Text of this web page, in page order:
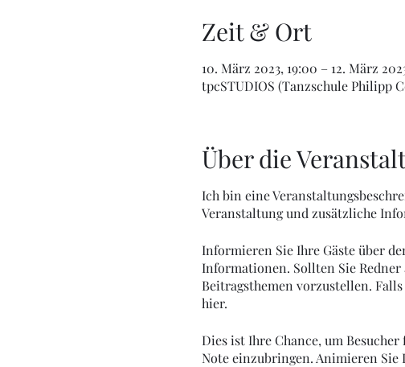
Zeit & Ort
10. März 2023, 19:00 – 12. März
tpcSTUDIOS (Tanzschule Philipp
Über die
Ich bin eine
Veranstaltung und zusätzliche
Informieren Sie Ihre Gäste über
Informationen. Sollten Sie
Beitragsthemen vorzustellen.
hier.
Dies ist Ihre Chance, um
Note einzubringen. Animieren Sie